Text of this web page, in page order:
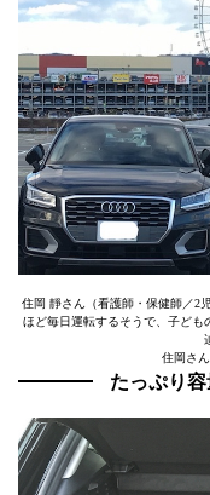
住岡 靜さん（看護師・保健師／2
ほど毎日運転するそうで、子ども
住岡さ
たっぷり